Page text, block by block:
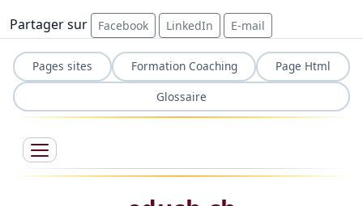
Partager sur
Facebook LinkedIn E-mail
Pages sites Formation Coaching
Page Html
Glossaire